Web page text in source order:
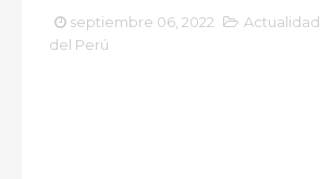
septiembre 06, 2022 Actualidad
del Perú